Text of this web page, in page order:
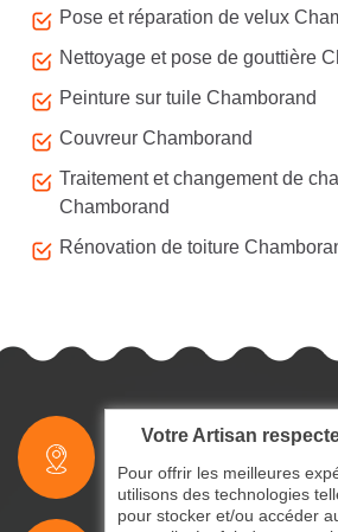
Pose et réparation de velux
Nettoyage et pose de gouttière
Peinture sur tuile Chamborand
Couvreur Chamborand
Traitement et changement de
Chamborand
Rénovation de toiture
Votre Artisan
Pour offrir les meilleures
utilisons des technologies
pour stocker et/ou accéder